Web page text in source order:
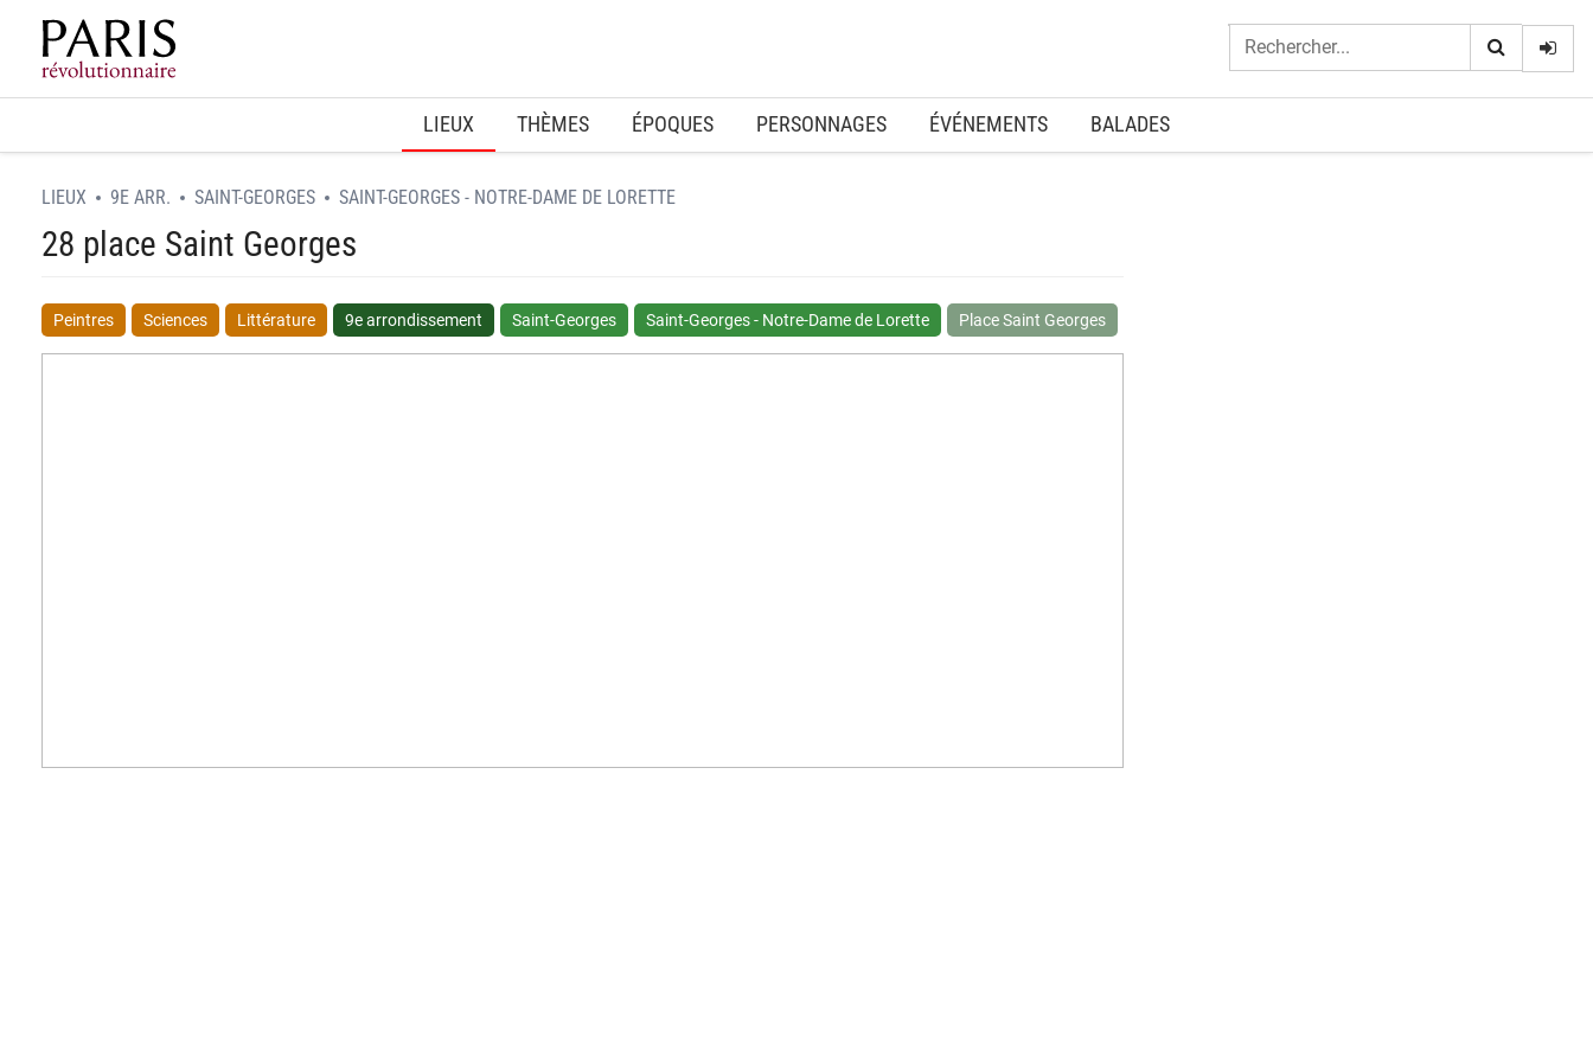
Home
LIEUX THÈMES ÉPOQUES PERSONNAGES ÉVÉNEMENTS BALADES
LIEUX 9E ARR. SAINT-GEORGES SAINT-GEORGES - NOTRE-DAME DE LORETTE
28 place Saint Georges
Peintres Sciences Littérature 9e arrondissement Saint-Georges Saint-Georges - Notre-Dame de Lorette Place Saint Georges